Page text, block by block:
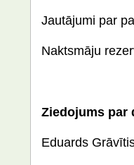
Jautājumi par
Naktsmāju
Ziedojums par
Eduards